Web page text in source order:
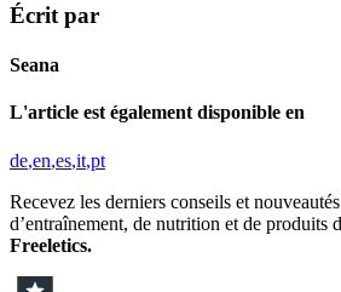
Écrit par
Seana
L'article est également disponible en
de en es it pt
Recevez les derniers conseils et
d’entraînement, de nutrition et de produits
Freeletics.